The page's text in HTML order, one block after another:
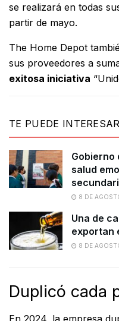
se realizará en todas
partir de mayo.
The Home Depot
sus proveedores a
exitosa iniciativa
TE PUEDE INTERESAR
Gobierno
salud
8 DE
Una de
exportan
8 DE
Duplicó cada